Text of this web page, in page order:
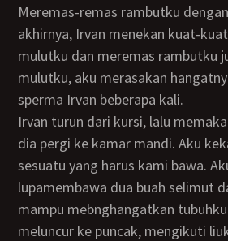
Meremas-remas rambutku
akhirnya, Irvan menekan kuat-
mulutku dan meremas rambutku
mulutku, aku merasakan
sperma Irvan beberapa kali.
Irvan turun dari kursi, lalu memakaikan dasterku dan
dia pergi ke kamar mandi. Aku
sesuatu yang harus kami bawa.
lupamembawa dua buah selimut
mampu mebnghangatkan
meluncur ke puncak, mengikuti